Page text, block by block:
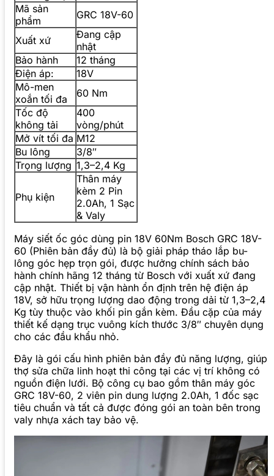
Mã sản
phẩm
GRC 18V-60
Xuất xứ
Đang cập
nhật
Bảo hành
12 tháng
Điện áp:
18V
Mô-men
xoắn tối đa
60 Nm
Tốc độ
không tải
400
vòng/phút
Mở vít tối đa M12
Bu lông
3/8″
Trọng lượng 1,3–2,4 Kg
Phụ kiện
Thân máy
kèm 2 Pin
2.0Ah, 1 Sạc
& Valy
Máy siết ốc góc dùng pin 18V 60Nm Bosch GRC 18V-
60 (Phiên bản đầy đủ) là bộ giải pháp tháo lắp bu-
lông góc hẹp trọn gói, được hưởng chính sách bảo
hành chính hãng 12 tháng từ Bosch với xuất xứ đang
cập nhật. Thiết bị vận hành ổn định trên hệ điện áp
18V, sở hữu trọng lượng dao động trong dải từ 1,3–2,4
Kg tùy thuộc vào khối pin gắn kèm. Đầu cặp của máy
thiết kế dạng trục vuông kích thước 3/8″ chuyên dụng
cho các đầu khẩu nhỏ.
Đây là gói cấu hình phiên bản đầy đủ năng lượng, giúp
thợ sửa chữa linh hoạt thi công tại các vị trí không có
nguồn điện lưới. Bộ công cụ bao gồm thân máy góc
GRC 18V-60, 2 viên pin dung lượng 2.0Ah, 1 đốc sạc
tiêu chuẩn và tất cả được đóng gói an toàn bên trong
valy nhựa xách tay bảo vệ.